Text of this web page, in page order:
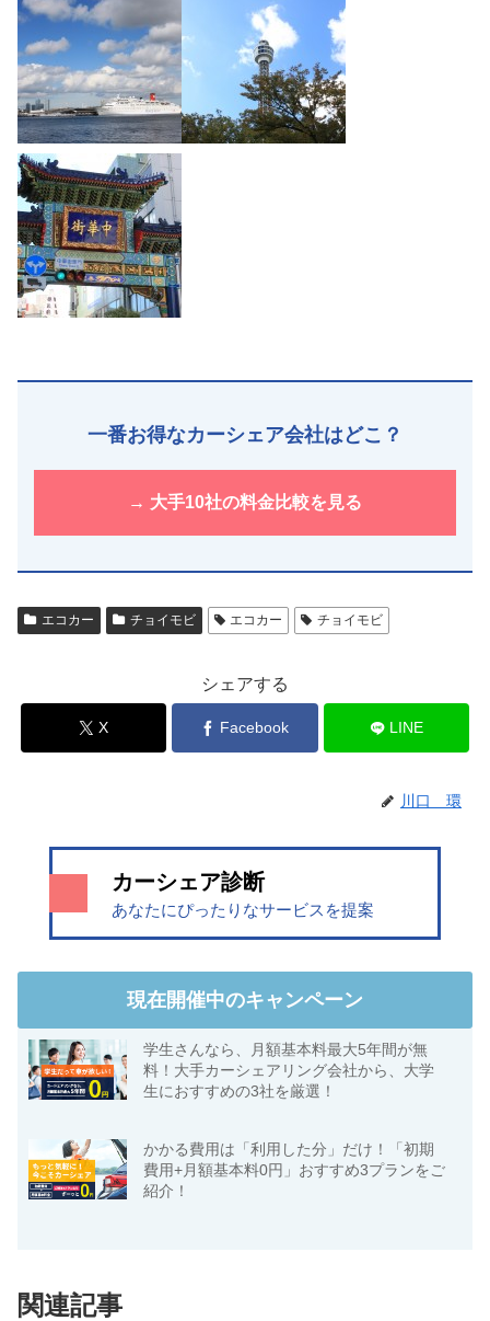
一番お得なカーシェア会社はどこ？
→ 大手10社の料金比較を見る
エコカー チョイモビ エコカー チョイモビ
シェアする
X Facebook LINE
川口 環
カーシェア診断
あなたにぴったりなサービスを提案
現在開催中のキャンペーン
学生さんなら、月額基本料最大5年間が無
料！大手カーシェアリング会社から、大学
生におすすめの3社を厳選！
かかる費用は「利用した分」だけ！「初期
費用+月額基本料0円」おすすめ3プランをご
紹介！
関連記事